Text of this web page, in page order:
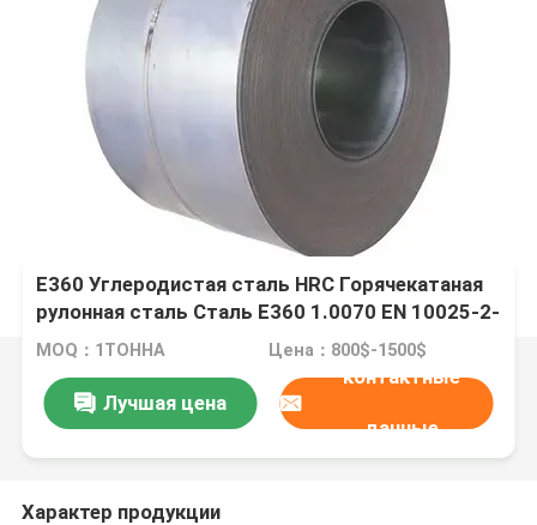
E360 Углеродистая сталь HRC Горячекатаная
рулонная сталь Сталь E360 1.0070 EN 10025-2-
2004
MOQ：1ТОННА Цена：800$-1500$
Лучшая цена
контактные
данные
Характер продукции